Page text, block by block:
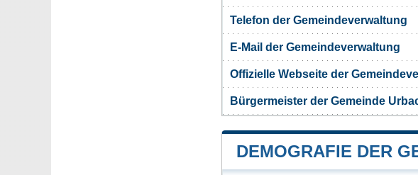
Telefon der Gemeindeverwaltung
E-Mail der Gemeindeverwaltung
Offizielle Webseite der
Bürgermeister der Gemeinde
DEMOGRAFIE DER